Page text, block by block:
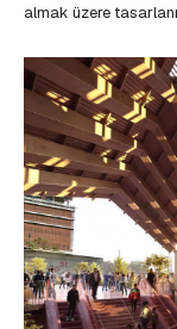
almak üzere